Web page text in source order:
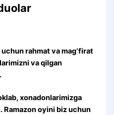
rahmat va mag‘firat
va qilgan
xonadonlarimizga
Ramazon oyini biz uchun